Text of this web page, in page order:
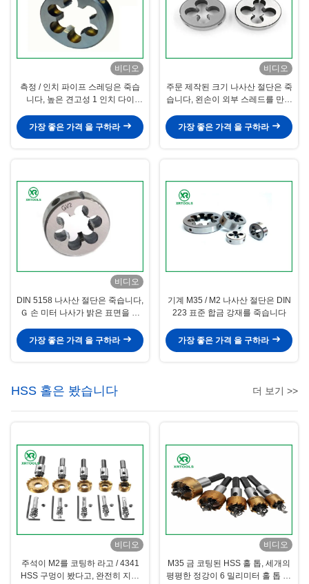
비디오
측정 / 인치 파이프 스레딩은 죽습
니다, 높은 견고성 1 인치 다이
가장 좋은 가격 을 구하라
비디오
주문 제작된 크기 나사산 절단은 죽
습니다, 왼손이 외부 스레드를 만드
가장 좋은 가격 을 구하라
비디오
DIN 5158 나사산 절단은 죽습니다,
Ｇ 손 미터 나사가 밝은 표면을 죽
가장 좋은 가격 을 구하라
기계 M35 / M2 나사산 절단은 DIN
223 표준 합금 강재를 죽습니다
가장 좋은 가격 을 구하라
HSS 홀은 봤습니다 더 보기 >>
비디오
주석이 M2를 코팅하 라고 / 4341
HSS 구멍이 봤다고, 완전히 지상
비디오
M35 금 코팅된 HSS 홀 톱, 세개의
평평한 정강이 6 밀리미터 홀 톱 18